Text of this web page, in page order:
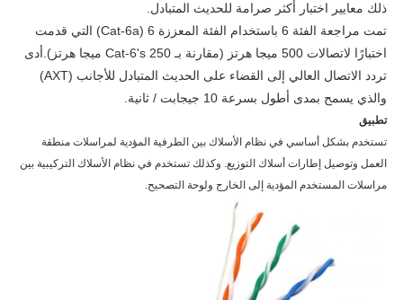
ذلك معايير اختبار أكثر صرامة للحديث المتبادل.
تمت مراجعة الفئة 6 باستخدام الفئة المعززة 6 (Cat-6a) التي قدمت
اختبارًا لاتصالات 500 ميجا هرتز (مقارنة بـ Cat-6's 250 ميجا هرتز).أدى
تردد الاتصال العالي إلى القضاء على الحديث المتبادل للأجانب (AXT)
والذي يسمح بمدى أطول بسرعة 10 جيجابت / ثانية.
تطبيق
تستخدم بشكل أساسي في نظام الأسلاك بين الطرفية المؤدية لمراسلات منطقة
العمل وتوصيل إطارات أسلاك التوزيع. وكذلك تستخدم في نظام الأسلاك التركيبية بين
مراسلات المستخدم المؤدية إلى الخارج ولوحة التصحيح.